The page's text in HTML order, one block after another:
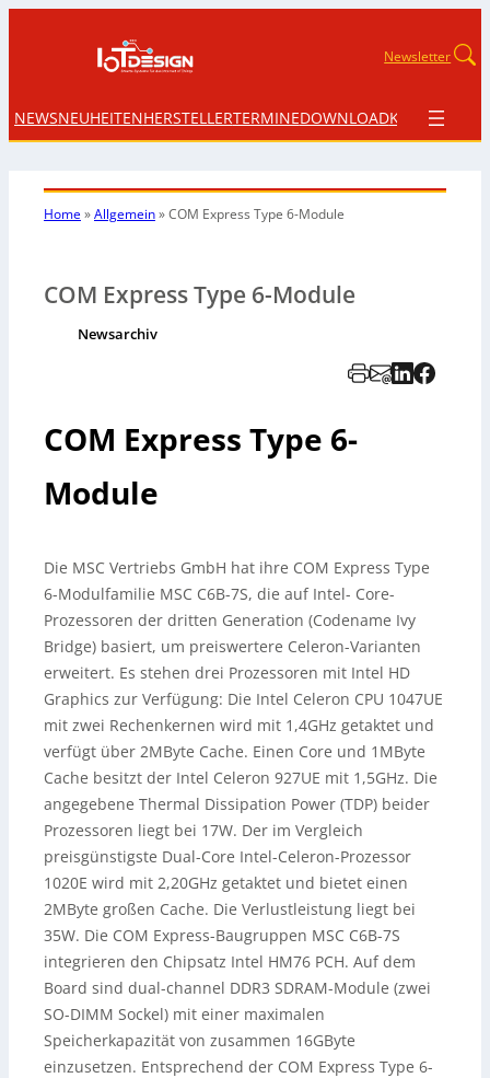
Newsletter
NEWSNEUHEITENHERSTELLERTERMINEDOWNLOADKONTAKT
Home»Allgemein»COM Express Type 6-Module
COM Express Type 6-Module
Newsarchiv
COM Express Type 6-
Module
Die MSC Vertriebs GmbH hat ihre COM Express Type
6-Modulfamilie MSC C6B-7S, die auf Intel- Core-
Prozessoren der dritten Generation (Codename Ivy
Bridge) basiert, um preiswertere Celeron-Varianten
erweitert. Es stehen drei Prozessoren mit Intel HD
Graphics zur Verfügung: Die Intel Celeron CPU 1047UE
mit zwei Rechenkernen wird mit 1,4GHz getaktet und
verfügt über 2MByte Cache. Einen Core und 1MByte
Cache besitzt der Intel Celeron 927UE mit 1,5GHz. Die
angegebene Thermal Dissipation Power (TDP) beider
Prozessoren liegt bei 17W. Der im Vergleich
preisgünstigste Dual-Core Intel-Celeron-Prozessor
1020E wird mit 2,20GHz getaktet und bietet einen
2MByte großen Cache. Die Verlustleistung liegt bei
35W. Die COM Express-Baugruppen MSC C6B-7S
integrieren den Chipsatz Intel HM76 PCH. Auf dem
Board sind dual-channel DDR3 SDRAM-Module (zwei
SO-DIMM Sockel) mit einer maximalen
Speicherkapazität von zusammen 16GByte
einzusetzen. Entsprechend der COM Express Type 6-